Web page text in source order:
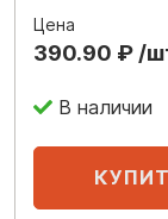
Цена
390.90 ₽ /
В наличии